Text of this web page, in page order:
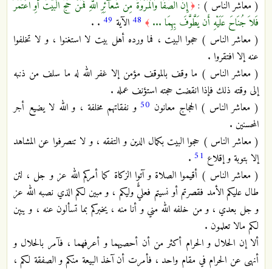
( معاشر الناس ) : ﴿ إِنَّ الصَّفَا وَالْمَرْوَةَ مِن شَعَآئِرِ اللّهِ فَمَنْ حَجَّ الْبَيْتَ أَوِ اعْتَمَرَ
فَلاَ جُنَاحَ عَلَيْهِ أَن يَطَّوَّفَ بِهِمَا ... ﴾ 48 الآية 49
. .
( معاشر الناس ) حجوا البيت ، فما ورده أهل بيت لا استغنوا ، و لا تخلفوا
عنه إلا افتقروا .
( معاشر الناس ) ما وقف بالموقف مؤمن إلا غفر الله له ما سلف من ذنبه
إلى وقته ذلك فإذا انقضت حجته استؤنف عمله .
( معاشر الناس ) الحجاج معانون 50و نفقاتهم مخلفة ، و الله لا يضيع أجر
المحسنين .
( معاشر الناس ) حجوا البيت بكمال الدين و التفقه ، و لا تنصرفوا عن المشاهد
إلا بتوبة و إقلاع 51
.
( معاشر الناس ) أقيموا الصلاة و آتوا الزكاة كما أمركم الله عز و جل ، لئن
طال عليكم الأمد فقصرتم أو نسيتم فعليٌّ وليكم ، و مبين لكم الذي نصبه الله عز
و جل بعدي ، و من خلفه الله مني و أنا منه ، يخبركم بما تسألون عنه ، و يبين
لكم مالا تعلمون .
ألا إن الحلال و الحرام أكثر من أن أحصيهما و أعرفهما ، فآمر بالحلال و
أنهى عن الحرام في مقام واحد ، فأمرت أن آخذ البيعة منكم و الصفقة لكم ،